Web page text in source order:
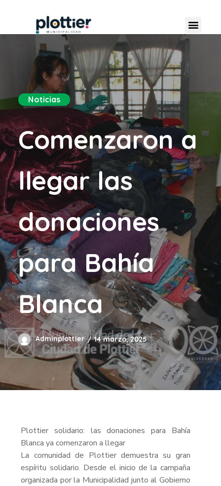
Noticias
Comenzaron a
llegar las
donaciones
para Bahía
Blanca
Adminplottier 14 marzo, 2025
Plottier solidario: las donaciones para Bahía
Blanca ya comenzaron a llegar
La comunidad de Plottier demuestra su gran
espíritu solidario. Desde el inicio de la campaña
organizada por la Municipalidad junto al Gobierno